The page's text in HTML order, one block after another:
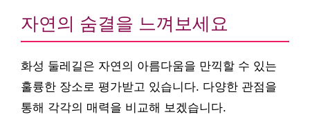
자연의 숨결을 느껴보세요
화성 둘레길은 자연의 아름다움을 만끽할 수 있는
훌륭한 장소로 평가받고 있습니다. 다양한 관점을
통해 각각의 매력을 비교해 보겠습니다.